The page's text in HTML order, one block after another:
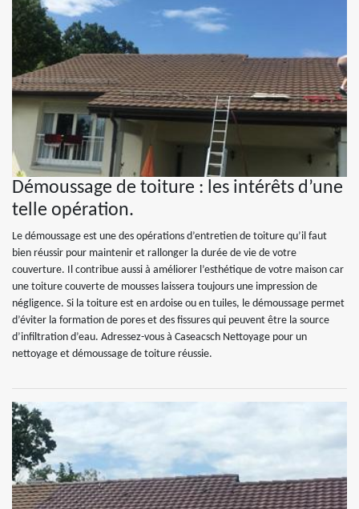
Démoussage de toiture : les intérêts d’une
telle opération.
Le démoussage est une des opérations d’entretien de toiture qu’il faut
bien réussir pour maintenir et rallonger la durée de vie de votre
couverture. Il contribue aussi à améliorer l’esthétique de votre maison car
une toiture couverte de mousses laissera toujours une impression de
négligence. Si la toiture est en ardoise ou en tuiles, le démoussage permet
d’éviter la formation de pores et des fissures qui peuvent être la source
d’infiltration d’eau. Adressez-vous à Caseacsch Nettoyage pour un
nettoyage et démoussage de toiture réussie.